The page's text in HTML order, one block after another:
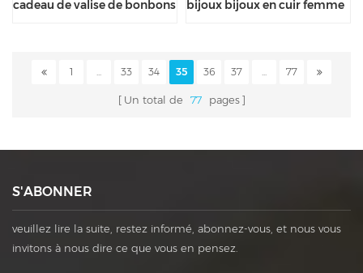
cadeau de valise de bonbons
bijoux bijoux en cuir femme
1 33 34 35 36 37 77
Un total de 77 pages
S'ABONNER
veuillez lire la suite, restez informé, abonnez-vous, et nous vous
invitons à nous dire ce que vous en pensez.